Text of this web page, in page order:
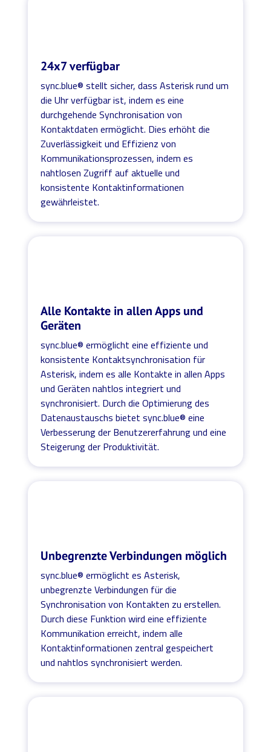
24x7 verfügbar
sync.blue® stellt sicher, dass Asterisk rund um
die Uhr verfügbar ist, indem es eine
durchgehende Synchronisation von
Kontaktdaten ermöglicht. Dies erhöht die
Zuverlässigkeit und Effizienz von
Kommunikationsprozessen, indem es
nahtlosen Zugriff auf aktuelle und
konsistente Kontaktinformationen
gewährleistet.
Alle Kontakte in allen Apps und
Geräten
sync.blue® ermöglicht eine effiziente und
konsistente Kontaktsynchronisation für
Asterisk, indem es alle Kontakte in allen Apps
und Geräten nahtlos integriert und
synchronisiert. Durch die Optimierung des
Datenaustauschs bietet sync.blue® eine
Verbesserung der Benutzererfahrung und eine
Steigerung der Produktivität.
Unbegrenzte Verbindungen möglich
sync.blue® ermöglicht es Asterisk,
unbegrenzte Verbindungen für die
Synchronisation von Kontakten zu erstellen.
Durch diese Funktion wird eine effiziente
Kommunikation erreicht, indem alle
Kontaktinformationen zentral gespeichert
und nahtlos synchronisiert werden.